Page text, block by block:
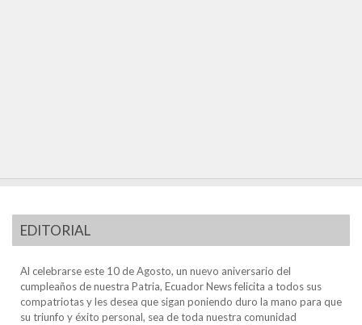
EDITORIAL
Al celebrarse este 10 de Agosto, un nuevo aniversario del
cumpleaños de nuestra Patria, Ecuador News felicita a todos sus
compatriotas y les desea que sigan poniendo duro la mano para que
su triunfo y éxito personal, sea de toda nuestra comunidad